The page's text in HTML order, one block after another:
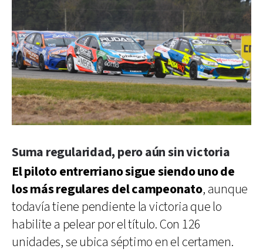
Suma regularidad, pero aún sin victoria
El piloto entrerriano sigue siendo uno de
los más regulares del campeonato, aunque
todavía tiene pendiente la victoria que lo
habilite a pelear por el título. Con 126
unidades, se ubica séptimo en el certamen.